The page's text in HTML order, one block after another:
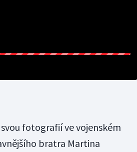
fotografií ve vojenském
bratra Martina